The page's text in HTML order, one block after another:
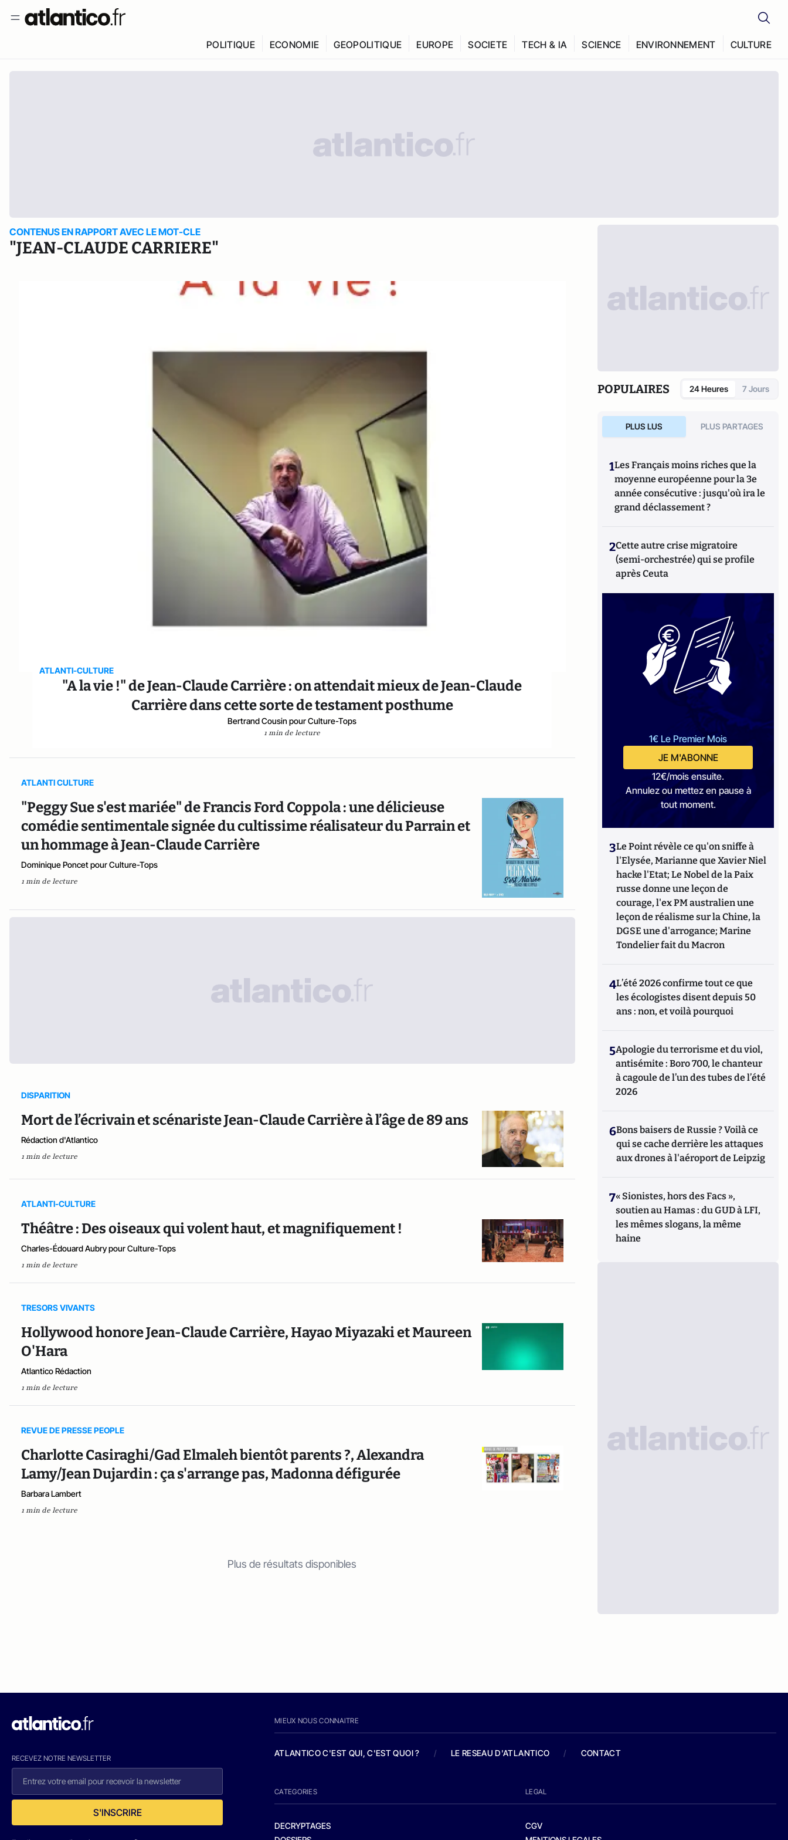
POLITIQUE ECONOMIE GEOPOLITIQUE EUROPE SOCIETE TECH & IA SCIENCE ENVIRONNEMENT CULTURE
CONTENUS EN RAPPORT AVEC LE MOT-CLE
"JEAN-CLAUDE CARRIERE"
ATLANTI-CULTURE
"A la vie !" de Jean-Claude Carrière : on attendait mieux de Jean-Claude
Carrière dans cette sorte de testament posthume
Bertrand Cousin pour Culture-Tops
1 min de lecture
ATLANTI CULTURE
"Peggy Sue s'est mariée" de Francis Ford Coppola : une délicieuse
comédie sentimentale signée du cultissime réalisateur du Parrain et
un hommage à Jean-Claude Carrière
Dominique Poncet pour Culture-Tops
1 min de lecture
DISPARITION
Mort de l’écrivain et scénariste Jean-Claude Carrière à l’âge de 89 ans
Rédaction d'Atlantico
1 min de lecture
ATLANTI-CULTURE
Théâtre : Des oiseaux qui volent haut, et magnifiquement !
Charles-Édouard Aubry pour Culture-Tops
1 min de lecture
TRESORS VIVANTS
Hollywood honore Jean-Claude Carrière, Hayao Miyazaki et Maureen
O'Hara
Atlantico Rédaction
1 min de lecture
REVUE DE PRESSE PEOPLE
Charlotte Casiraghi/Gad Elmaleh bientôt parents ?, Alexandra
Lamy/Jean Dujardin : ça s'arrange pas, Madonna défigurée
Barbara Lambert
1 min de lecture
Plus de résultats disponibles
POPULAIRES 24 Heures 7 Jours
PLUS LUS PLUS PARTAGES
1Les Français moins riches que la
moyenne européenne pour la 3e
année consécutive : jusqu'où ira le
grand déclassement ?
2Cette autre crise migratoire
(semi-orchestrée) qui se profile
après Ceuta
1€ Le Premier Mois
JE M'ABONNE
12€/mois ensuite.
Annulez ou mettez en pause à
tout moment.
3Le Point révèle ce qu'on sniffe à
l'Elysée, Marianne que Xavier Niel
hacke l'Etat; Le Nobel de la Paix
russe donne une leçon de
courage, l'ex PM australien une
leçon de réalisme sur la Chine, la
DGSE une d'arrogance; Marine
Tondelier fait du Macron
4L’été 2026 confirme tout ce que
les écologistes disent depuis 50
ans : non, et voilà pourquoi
5Apologie du terrorisme et du viol,
antisémite : Boro 700, le chanteur
à cagoule de l’un des tubes de l’été
2026
6Bons baisers de Russie ? Voilà ce
qui se cache derrière les attaques
aux drones à l'aéroport de Leipzig
7« Sionistes, hors des Facs »,
soutien au Hamas : du GUD à LFI,
les mêmes slogans, la même
haine
RECEVEZ NOTRE NEWSLETTER
S'INSCRIRE
MIEUX NOUS CONNAITRE
ATLANTICO C'EST QUI, C'EST QUOI ? / LE RESEAU D'ATLANTICO / CONTACT
CATEGORIES
DECRYPTAGES
LEGAL
CGV